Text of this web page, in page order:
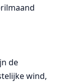
de
wind,